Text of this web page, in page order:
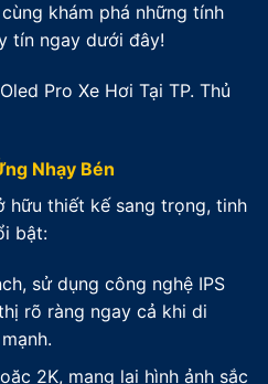
khám phá những tính
tín ngay dưới đây!
Nhạy Bén
hữu thiết kế sang trọng, tinh
bật:
sử dụng công nghệ IPS
rõ ràng ngay cả khi di
2K, mang lại hình ảnh sắc